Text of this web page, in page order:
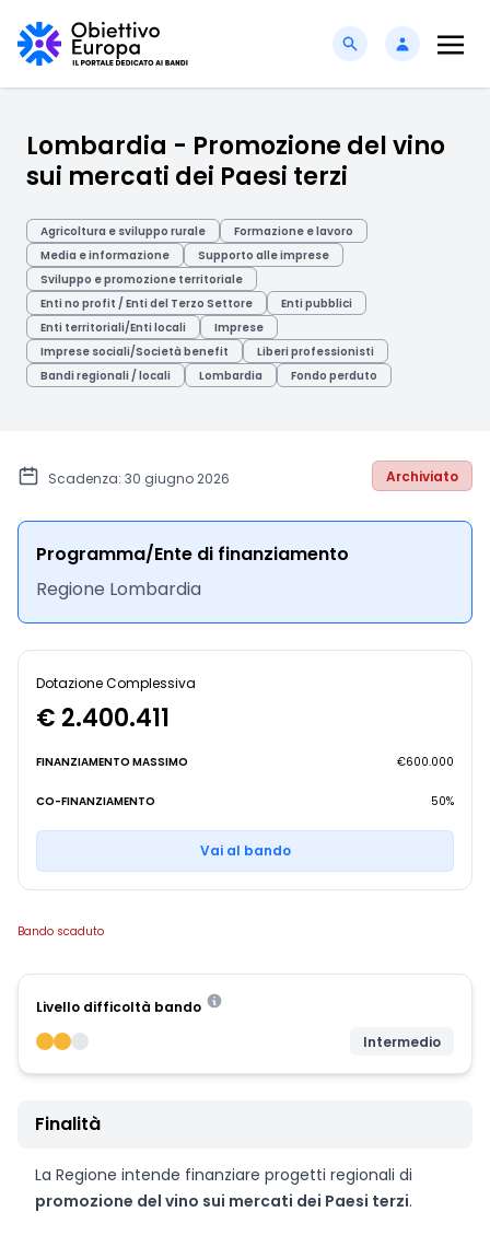
Lombardia - Promozione del vino
sui mercati dei Paesi terzi
Agricoltura e sviluppo rurale
Formazione e lavoro
Media e informazione
Supporto alle imprese
Sviluppo e promozione territoriale
Enti no profit / Enti del Terzo Settore
Enti pubblici
Enti territoriali/Enti locali
Imprese
Imprese sociali/Società benefit
Liberi professionisti
Bandi regionali / locali
Lombardia Fondo perduto
Scadenza: 30 giugno 2026 Archiviato
Programma/Ente di finanziamento
Regione Lombardia
Dotazione Complessiva
€ 2.400.411
FINANZIAMENTO MASSIMO €600.000
CO-FINANZIAMENTO 50%
Vai al bando
Bando scaduto
Livello difficoltà bando
Intermedio
Finalità
La Regione intende finanziare progetti regionali di
promozione del vino sui mercati dei Paesi terzi.